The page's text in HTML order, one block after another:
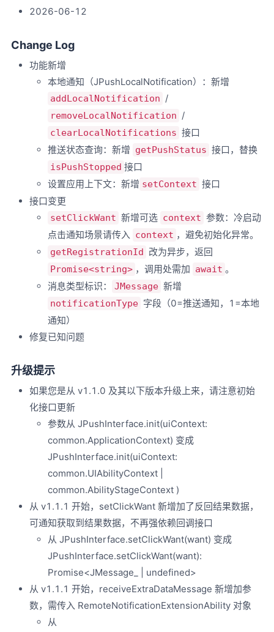
更新时间
升级提示
JPush HarmonyOS SDK v1.1.1
更新时间
JPush HarmonyOS SDK v1.0.0
更新时间
Change Log
升级提示
2026-06-12
Change Log
功能新增
本地通知（JPushLocalNotification）：新增
addLocalNotification /
removeLocalNotification /
clearLocalNotifications 接口
推送状态查询：新增 getPushStatus 接口，替换
isPushStopped 接口
设置应用上下文：新增 setContext 接口
接口变更
setClickWant 新增可选 context 参数：冷启动
点击通知场景请传入 context ，避免初始化异常。
getRegistrationId 改为异步，返回
Promise<string> ，调用处需加 await 。
消息类型标识：
JMessage 新增
notificationType 字段（0=推送通知，1=本地
通知）
修复已知问题
升级提示
如果您是从 v1.1.0 及其以下版本升级上来，请注意初始
化接口更新
参数从 JPushInterface.init(uiContext:
common.ApplicationContext) 变成
JPushInterface.init(uiContext:
common.UIAbilityContext |
common.AbilityStageContext )
从 v1.1.1 开始，setClickWant 新增加了反回结果数据，
可通知获取到结果数据，不再强依赖回调接口
从 JPushInterface.setClickWant(want) 变成
JPushInterface.setClickWant(want):
Promise<JMessage_ | undefined>
从 v1.1.1 开始，receiveExtraDataMessage 新增加参
数，需传入 RemoteNotificationExtensionAbility 对象
从